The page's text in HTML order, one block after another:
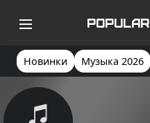
Новинки Музыка 2026